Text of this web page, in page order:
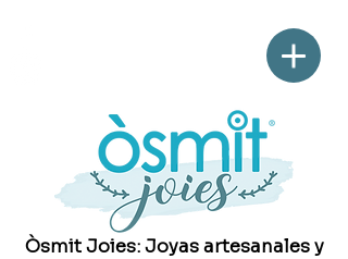
Òsmit Joies: Joyas artesanales y